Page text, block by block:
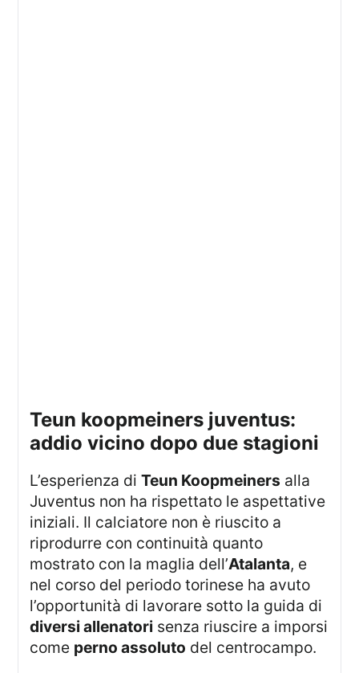
teun koopmeiners juventus:
addio vicino dopo due stagioni
L’esperienza diTeun Koopmeiners alla
Juventus non ha rispettato le aspettative
iniziali. Il calciatore non è riuscito a
riprodurre con continuità quanto
mostrato con la maglia dell’Atalanta, e
nel corso del periodo torinese ha avuto
l’opportunità di lavorare sotto la guida di
diversi allenatori senza riuscire a imporsi
come perno assoluto del centrocampo.